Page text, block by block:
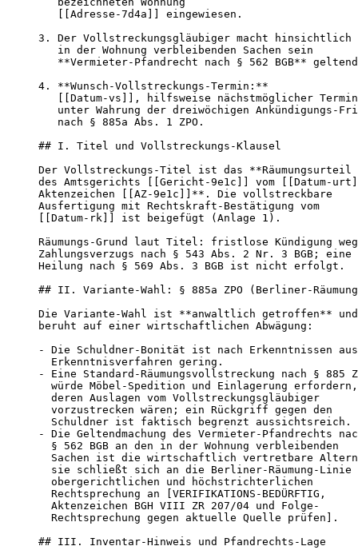
   [[Adresse-7d4a]] eingewiesen.
3. Der Vollstreckungsgläubiger macht hinsichtlich
   in der Wohnung verbleibenden Sachen sein
**Vermieter-Pfandrecht nach § 562 BGB**
4. **Wunsch-Vollstreckungs-Termin:**
   [[Datum-vs]], hilfsweise nächstmöglicher Termin
unter Wahrung der dreiwöchigen Ankündigungs-
   nach § 885a Abs. 1 ZPO.
## I. Titel und Vollstreckungs-Klausel
Der Vollstreckungs-Titel ist das **Räumungsurteil
des Amtsgerichts [[Gericht-9e1c]] vom [[Datum-
Aktenzeichen [[AZ-9e1c]]**. Die vollstreckbare
Ausfertigung mit Rechtskraft-Bestätigung vom
[[Datum-rk]] ist beigefügt (Anlage 1).
Räumungs-Grund laut Titel: fristlose Kündigung
Zahlungsverzugs nach § 543 Abs. 2 Nr. 3 BGB; eine
Heilung nach § 569 Abs. 3 BGB ist nicht erfolgt.
## II. Variante-Wahl: § 885a ZPO (Berliner-
Die Variante-Wahl ist **anwaltlich getroffen** und
beruht auf einer wirtschaftlichen Abwägung:
- Die Schuldner-Bonität ist nach Erkenntnissen aus
  Erkenntnisverfahren gering.
- Eine Standard-Räumungsvollstreckung nach § 885
  würde Möbel-Spedition und Einlagerung erfordern,
  deren Auslagen vom Vollstreckungsgläubiger
  vorzustrecken wären; ein Rückgriff gegen den
  Schuldner ist faktisch begrenzt aussichtsreich.
- Die Geltendmachung des Vermieter-Pfandrechts
  § 562 BGB an den in der Wohnung verbleibenden
Sachen ist die wirtschaftlich vertretbare
sie schließt sich an die Berliner-Räumung-Linie
  obergerichtlichen und höchstrichterlichen
  Rechtsprechung an [VERIFIKATIONS-BEDÜRFTIG,
  Aktenzeichen BGH VIII ZR 207/04 und Folge-
  Rechtsprechung gegen aktuelle Quelle prüfen].
## III. Inventar-Hinweis und Pfandrechts-Lage